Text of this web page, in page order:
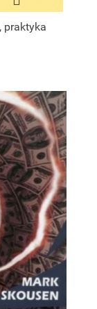
praktyka